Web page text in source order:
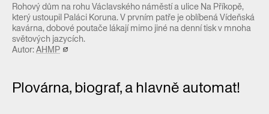
Rohový dům na rohu Václavského náměstí a ulice Na Příkopě,
který ustoupil Paláci Koruna. V prvním patře je oblíbená Vídeňská
kavárna, dobové poutače lákají mimo jiné na denní tisk v mnoha
světových jazycích.
Autor:AHMP
Plovárna, biograf, a hlavně automat!